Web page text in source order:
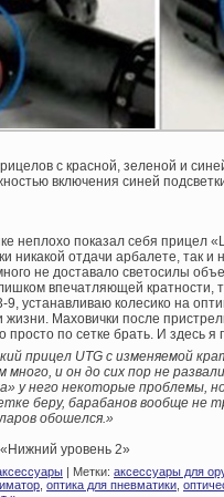
с красной, зеленой и
включения синей
неплохо показал себя прицел
никакой отдачи арбалете, так
не доставало светосилы
впечатляющей кратности,
9, устанавливаю колесико на
Маховички после
по сетке брать. И здесь
прицел UTG с изменяемой
и он до сих пор не
у него некоторые проблемы,
беру, барабанов вообще не
обошелся.»
2»
| Метки: аксессуары для
оптика для пневматики